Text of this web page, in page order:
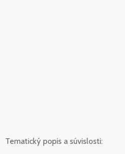
Tematický popis a súvislosti: